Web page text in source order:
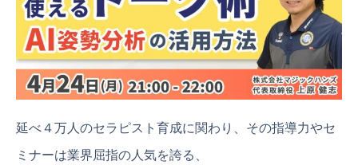
延べ４万人のセラピスト育成に関わり、その指導力やセ
ミナーは業界屈指の人気を誇る、